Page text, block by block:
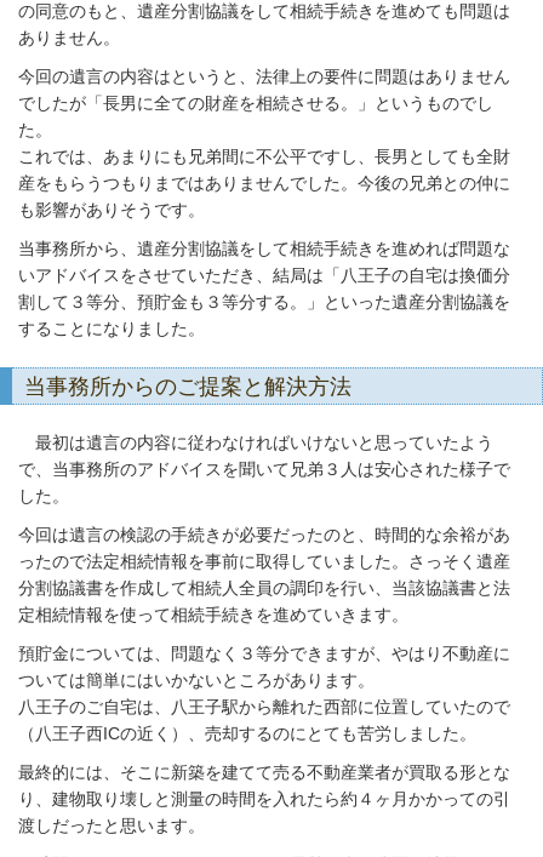
の同意のもと、遺産分割協議をして相続手続きを進めても問題は
ありません。
今回の遺言の内容はというと、法律上の要件に問題はありません
でしたが「長男に全ての財産を相続させる。」というものでし
た。
これでは、あまりにも兄弟間に不公平ですし、長男としても全財
産をもらうつもりまではありませんでした。今後の兄弟との仲に
も影響がありそうです。
当事務所から、遺産分割協議をして相続手続きを進めれば問題な
いアドバイスをさせていただき、結局は「八王子の自宅は換価分
割して３等分、預貯金も３等分する。」といった遺産分割協議を
することになりました。
当事務所からのご提案と解決方法
最初は遺言の内容に従わなければいけないと思っていたよう
で、当事務所のアドバイスを聞いて兄弟３人は安心された様子で
した。
今回は遺言の検認の手続きが必要だったのと、時間的な余裕があ
ったので法定相続情報を事前に取得していました。さっそく遺産
分割協議書を作成して相続人全員の調印を行い、当該協議書と法
定相続情報を使って相続手続きを進めていきます。
預貯金については、問題なく３等分できますが、やはり不動産に
ついては簡単にはいかないところがあります。
八王子のご自宅は、八王子駅から離れた西部に位置していたので
（八王子西ICの近く）、売却するのにとても苦労しました。
最終的には、そこに新築を建てて売る不動産業者が買取る形とな
り、建物取り壊しと測量の時間を入れたら約４ヶ月かかっての引
渡しだったと思います。